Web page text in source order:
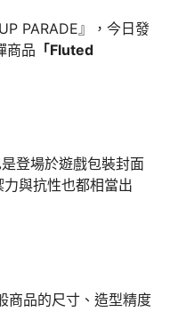
PARADE』，今日發
商品 「Fluted
登場於遊戲包裝封面
與抗性也都相當出
商品的尺寸、造型精度